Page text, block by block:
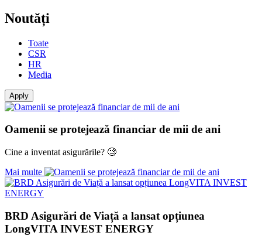
Noutăți
Toate
CSR
HR
Media
Oamenii se protejează financiar de mii de ani
Cine a inventat asigurările? 🧐
Mai multe
BRD Asigurări de Viață a lansat opțiunea
LongVITA INVEST ENERGY